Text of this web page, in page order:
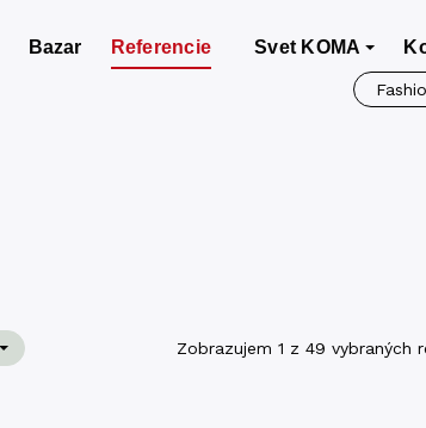
Bazar Referencie Svet KOMA
Zobrazujem 1 z 49 vybraných